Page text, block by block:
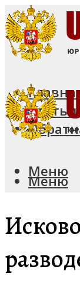
Статьи
Меню
Меню